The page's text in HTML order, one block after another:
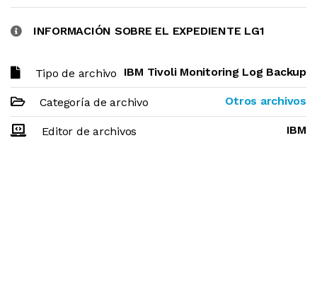
INFORMACIÓN SOBRE EL EXPEDIENTE LG1
Tipo de archivo IBM Tivoli Monitoring Log Backup
Categoría de archivo Otros archivos
Editor de archivos IBM